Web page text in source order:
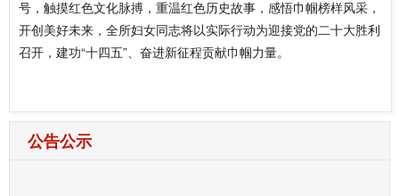
号，触摸红色文化脉搏，重温红色历史故事，感悟巾帼榜样风采，
开创美好未来，全所妇女同志将以实际行动为迎接党的二十大胜利
召开，建功“十四五”、奋进新征程贡献巾帼力量。
公告公示